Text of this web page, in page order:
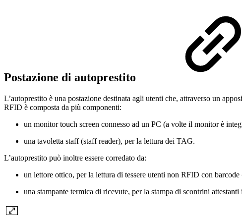
Postazione di autoprestito
L’autoprestito è una postazione destinata agli utenti che, attraverso un
RFID è composta da più componenti:
un monitor touch screen connesso ad un PC (a volte il monitor è
una tavoletta staff (staff reader), per la lettura dei TAG.
L’autoprestito può inoltre essere corredato da:
un lettore ottico, per la lettura di tessere utenti non RFID con barcode
una stampante termica di ricevute, per la stampa di scontrini